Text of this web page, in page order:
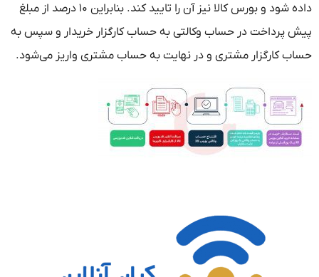
داده شود و بورس کالا نیز آن را تایید کند. بنابراین ۱۰ درصد از مبلغ
پیش پرداخت در حساب وکالتی به حساب کارگزار خریدار و سپس به
حساب کارگزار مشتری و در نهایت به حساب مشتری واریز می‌شود.